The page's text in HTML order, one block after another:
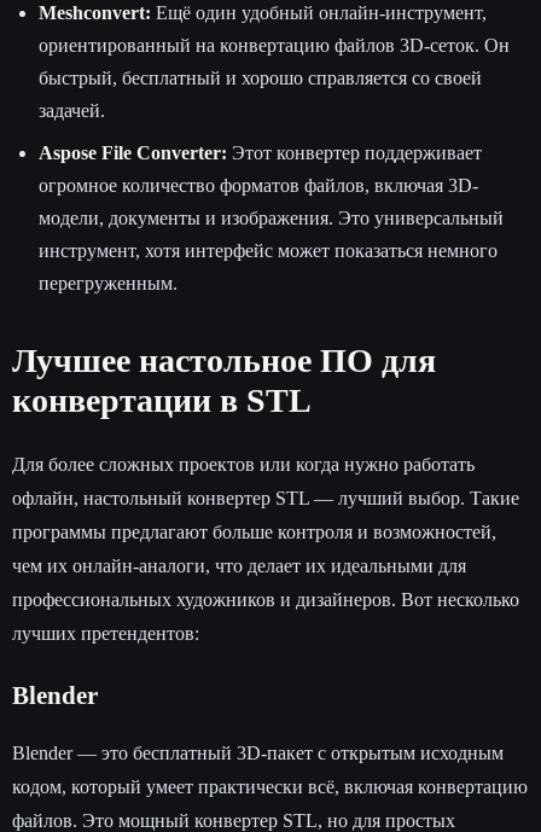
Meshconvert: Ещё один удобный онлайн-инструмент,
ориентированный на конвертацию файлов 3D-сеток. Он
быстрый, бесплатный и хорошо справляется со своей
задачей.
Aspose File Converter: Этот конвертер поддерживает
огромное количество форматов файлов, включая 3D-
модели, документы и изображения. Это универсальный
инструмент, хотя интерфейс может показаться немного
перегруженным.
Лучшее настольное ПО для
конвертации в STL
Для более сложных проектов или когда нужно работать
офлайн, настольный конвертер STL — лучший выбор. Такие
программы предлагают больше контроля и возможностей,
чем их онлайн-аналоги, что делает их идеальными для
профессиональных художников и дизайнеров. Вот несколько
лучших претендентов:
Blender
Blender — это бесплатный 3D-пакет с открытым исходным
кодом, который умеет практически всё, включая конвертацию
файлов. Это мощный конвертер STL, но для простых